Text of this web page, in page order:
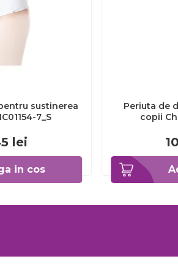
in cos
sustinerea
7_S
lei
Periuta de
copii